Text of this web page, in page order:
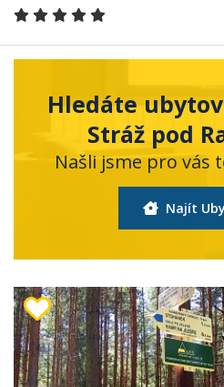
Hledáte
Stráž pod
Našli jsme pro vás
Najít